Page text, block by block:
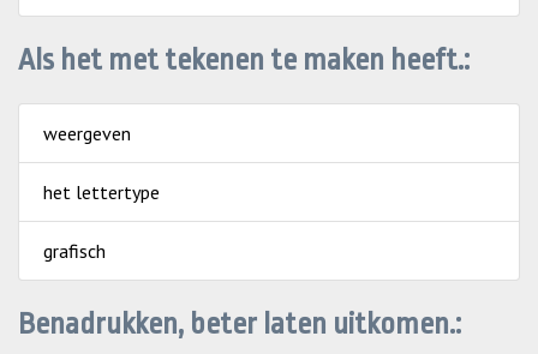
Als het met tekenen te maken heeft.:
weergeven
het lettertype
grafisch
Benadrukken, beter laten uitkomen.: